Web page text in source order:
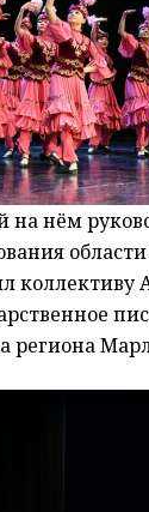
на нём
коллективу
региона